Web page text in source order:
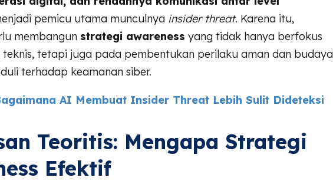
pemicu utama munculnya insider threat. Karena itu,
membangun strategi awareness yang tidak hanya berfokus
teknis, tetapi juga pada pembentukan perilaku aman dan budaya
terhadap keamanan siber.
AI Membuat Insider Threat Lebih Sulit Dideteksi
Teoritis: Mengapa Strategi
Efektif